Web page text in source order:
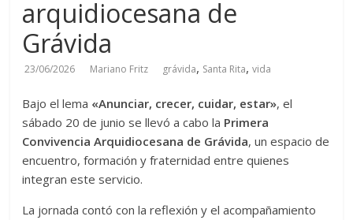
arquidiocesana de
Grávida
23/06/2026 Mariano Fritz grávida, Santa Rita,vida
Bajo el lema «Anunciar, crecer, cuidar, estar», el
sábado 20 de junio se llevó a cabo la Primera
Convivencia Arquidiocesana de Grávida, un espacio de
encuentro, formación y fraternidad entre quienes
integran este servicio.
La jornada contó con la reflexión y el acompañamiento